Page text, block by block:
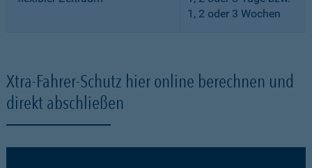
1, 2 oder 3 Wochen
Xtra-Fahrer-Schutz hier online berechnen und
direkt abschließen